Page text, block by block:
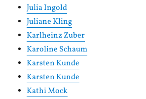
Julia Ingold
Juliane Kling
Karlheinz Zuber
Karoline Schaum
Karsten Kunde
Karsten Kunde
Kathi Mock